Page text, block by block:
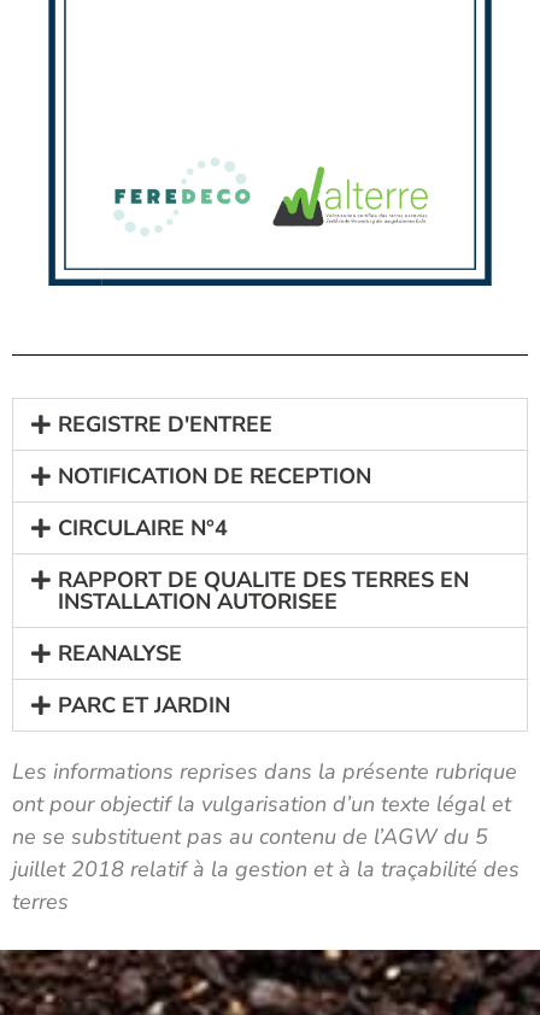
REGISTRE D'ENTREE
NOTIFICATION DE RECEPTION
CIRCULAIRE N°4
RAPPORT DE QUALITE DES TERRES EN
INSTALLATION AUTORISEE
REANALYSE
PARC ET JARDIN
Les informations reprises dans la présente rubrique
ont pour objectif la vulgarisation d’un texte légal et
ne se substituent pas au contenu de l’AGW du 5
juillet 2018 relatif à la gestion et à la traçabilité des
terres